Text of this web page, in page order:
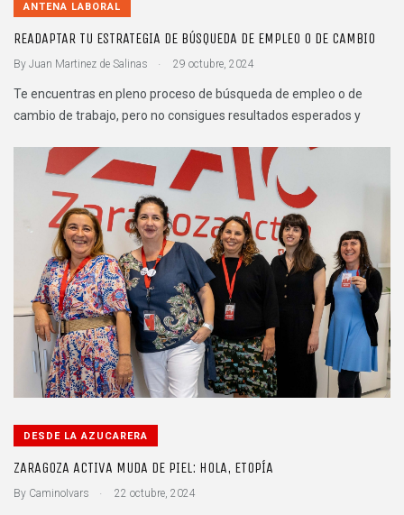
ANTENA LABORAL
READAPTAR TU ESTRATEGIA DE BÚSQUEDA DE EMPLEO O DE CAMBIO
By Juan Martinez de Salinas . 29 octubre, 2024
Te encuentras en pleno proceso de búsqueda de empleo o de
cambio de trabajo, pero no consigues resultados esperados y
DESDE LA AZUCARERA
ZARAGOZA ACTIVA MUDA DE PIEL: HOLA, ETOPÍA
By CaminoIvars . 22 octubre, 2024